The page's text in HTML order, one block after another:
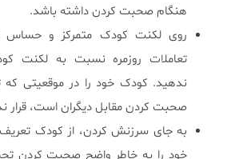
هنگام صحبت کردن داشته باشد.
روی لکنت کودک متمرکز و حساس
تعاملات روزمره نسبت به لکنت
ندهید. کودک خود را در موقعیتی
صحبت کردن مقابل دیگران است، قرار
به جای سرزنش کردن، از کودک